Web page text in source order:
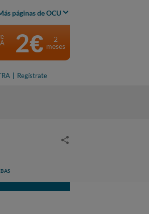
páginas de OCU
Regístrate
2€
2
meses